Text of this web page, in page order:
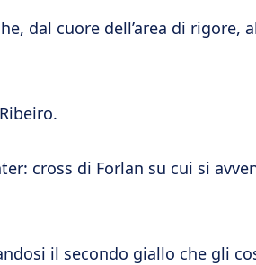
dal cuore dell’area di rigore,
cross di Forlan su cui si
il secondo giallo che gli